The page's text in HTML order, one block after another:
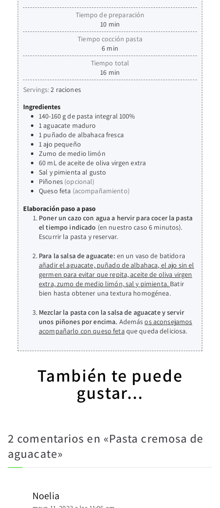
Tiempo de preparación
10 min
Tiempo cocción pasta
6 min
Tiempo total
16 min
Servings:2 raciones
Ingredientes
140-160 gde pasta integral 100%
1aguacate maduro
1 puñado de albahaca fresca
1ajo pequeño
Zumo de medio limón
60 mLde aceite de oliva virgen extra
Sal y pimienta al gusto
Piñones (opcional)
Queso feta (acompañamiento)
Elaboración paso a paso
Poner un cazo con agua a hervir para cocer la pasta
el tiempo indicado (en nuestro caso 6 minutos).
Escurrir la pasta y reservar.
Para la salsa de aguacate: en un vaso de batidora
añadir el aguacate, puñado de albahaca, el ajo sin el
germen para evitar que repita, aceite de oliva virgen
extra, zumo de medio limón, sal y pimienta. Batir
bien hasta obtener una textura homogénea.
Mezclar la pasta con la salsa de aguacate y servir
unos piñones por encima. Ademásos aconsejamos
acompañarlo con queso feta que queda deliciosa.
También te puede
gustar...
2 comentarios en «Pasta cremosa de
aguacate»
Noelia